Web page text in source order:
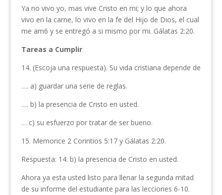
Ya no vivo yo, mas vive Cristo en mi; y lo que ahora
vivo en la carne, lo vivo en la fe del Hijo de Dios, el cual
me am6 y se entregó a si mismo por mi. Gálatas 2:20.
Tareas a Cumplir
14. (Escoja una respuesta). Su vida cris­tiana depende de
…. a) guardar una serie de reglas.
…. b) la presencia de Cristo en us­ted.
… c) su esfuerzo por tratar de ser bueno.
15. Memorice 2 Corintios 5:17 y Gálatas 2:20.
Respuesta: 14. b) la presencia de Cristo en usted.
Ahora ya esta usted listo para llenar la se­gunda mitad
de su informe del estudiante para las lecciones 6-10.